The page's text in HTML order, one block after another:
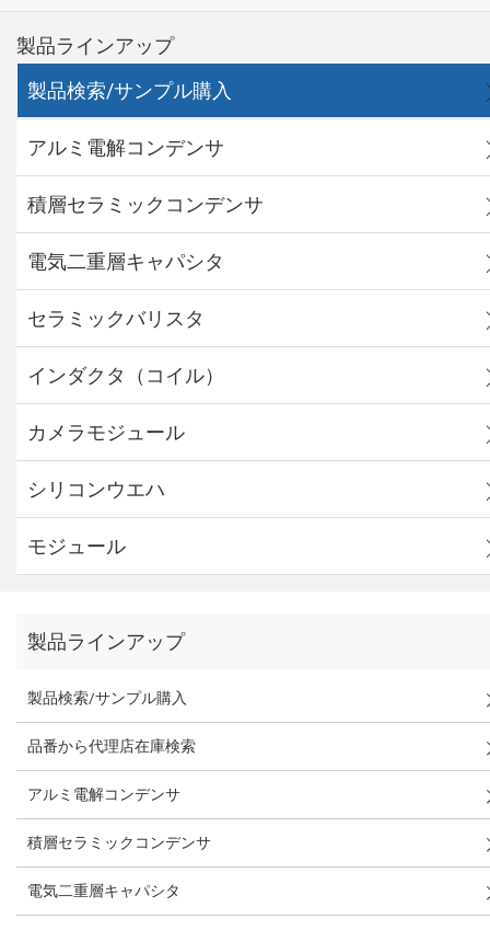
製品ラインアップ
製品検索/サンプル購入
アルミ電解コンデンサ
積層セラミックコンデンサ
電気二重層キャパシタ
セラミックバリスタ
インダクタ（コイル）
カメラモジュール
シリコンウエハ
モジュール
製品ラインアップ
製品検索/サンプル購入
品番から代理店在庫検索
アルミ電解コンデンサ
積層セラミックコンデンサ
電気二重層キャパシタ